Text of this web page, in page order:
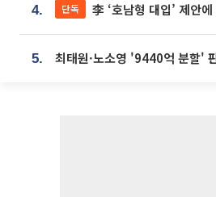
4. 단독 李 ‘호남형 대입’ 제안에 교육청·지역대
5.